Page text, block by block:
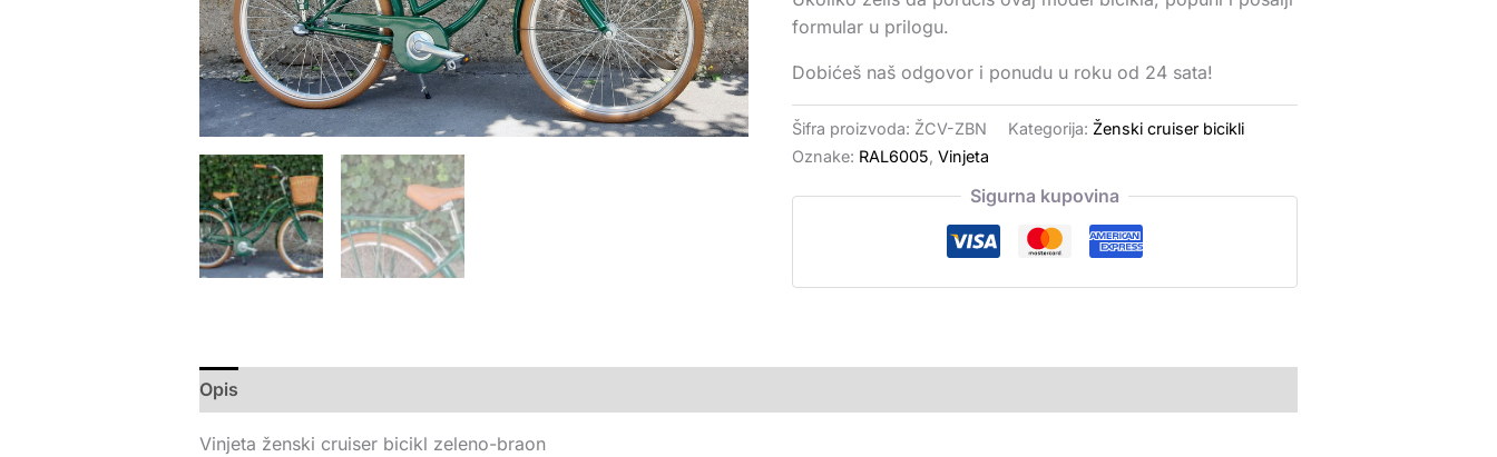
formular u prilogu.
Dobićeš naš odgovor i ponudu u roku od 24 sata!
Šifra proizvoda: ŽCV-ZBN Kategorija:Ženski cruiser bicikli
Oznake: RAL6005,Vinjeta
Sigurna kupovina
Opis
Vinjeta ženski cruiser bicikl zeleno-braon